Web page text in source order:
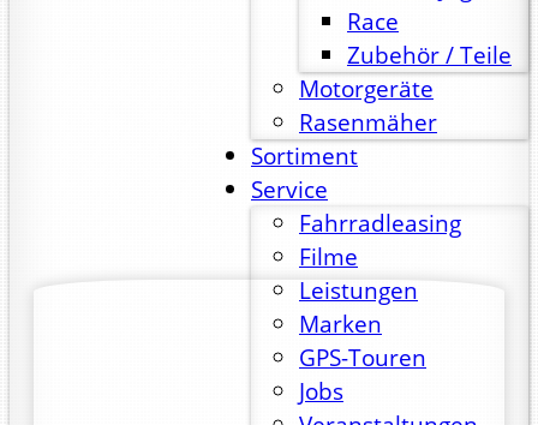
Race
Zubehör / Teile
Motorgeräte
Rasenmäher
Sortiment
Service
Fahrradleasing
Filme
Leistungen
Marken
GPS-Touren
Jobs